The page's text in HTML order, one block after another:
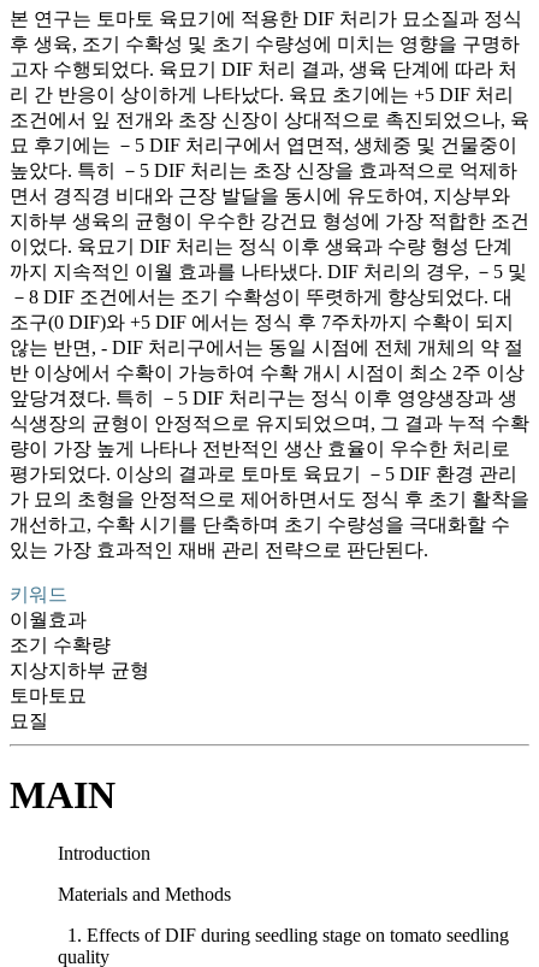
본 연구는 토마토 육묘기에 적용한 DIF 처리가 묘소질과 정식
후 생육, 조기 수확성 및 초기 수량성에 미치는 영향을 구명하
고자 수행되었다. 육묘기 DIF 처리 결과, 생육 단계에 따라 처
리 간 반응이 상이하게 나타났다. 육묘 초기에는 +5 DIF 처리
조건에서 잎 전개와 초장 신장이 상대적으로 촉진되었으나, 육
묘 후기에는 －5 DIF 처리구에서 엽면적, 생체중 및 건물중이
높았다. 특히 －5 DIF 처리는 초장 신장을 효과적으로 억제하
면서 경직경 비대와 근장 발달을 동시에 유도하여, 지상부와
지하부 생육의 균형이 우수한 강건묘 형성에 가장 적합한 조건
이었다. 육묘기 DIF 처리는 정식 이후 생육과 수량 형성 단계
까지 지속적인 이월 효과를 나타냈다. DIF 처리의 경우, －5 및
－8 DIF 조건에서는 조기 수확성이 뚜렷하게 향상되었다. 대
조구(0 DIF)와 +5 DIF 에서는 정식 후 7주차까지 수확이 되지
않는 반면, - DIF 처리구에서는 동일 시점에 전체 개체의 약 절
반 이상에서 수확이 가능하여 수확 개시 시점이 최소 2주 이상
앞당겨졌다. 특히 －5 DIF 처리구는 정식 이후 영양생장과 생
식생장의 균형이 안정적으로 유지되었으며, 그 결과 누적 수확
량이 가장 높게 나타나 전반적인 생산 효율이 우수한 처리로
평가되었다. 이상의 결과로 토마토 육묘기 －5 DIF 환경 관리
가 묘의 초형을 안정적으로 제어하면서도 정식 후 초기 활착을
개선하고, 수확 시기를 단축하며 초기 수량성을 극대화할 수
있는 가장 효과적인 재배 관리 전략으로 판단된다.
키워드
이월효과
조기 수확량
지상지하부 균형
토마토묘
묘질
MAIN
Introduction
Materials and Methods
1. Effects of DIF during seedling stage on tomato seedling
quality